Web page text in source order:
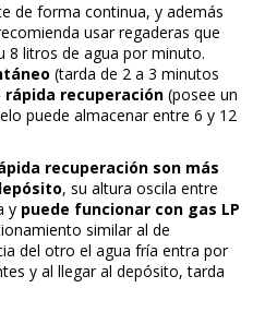
de forma continua, y además
usar regaderas que
8 litros de agua por minuto.
(tarda de 2 a 3 minutos
rápida recuperación (posee un
puede almacenar entre 6 y 12
recuperación son más
, su altura oscila entre
y puede funcionar con gas LP
similar al de
del otro el agua fría entra por
y al llegar al depósito, tarda